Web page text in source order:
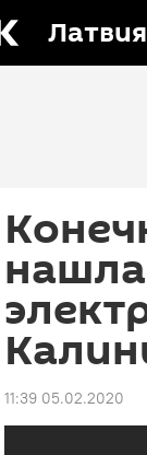
Латвия
11:39 05.02.2020